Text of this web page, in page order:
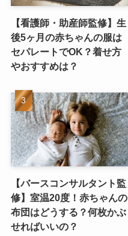
【看護師・助産師監修】生
後5ヶ月の赤ちゃんの服は
セパレートでOK？着せ方
やおすすめは？
【バースコンサルタント監
修】室温20度！赤ちゃんの
布団はどうする？何枚かぶ
せればいいの？